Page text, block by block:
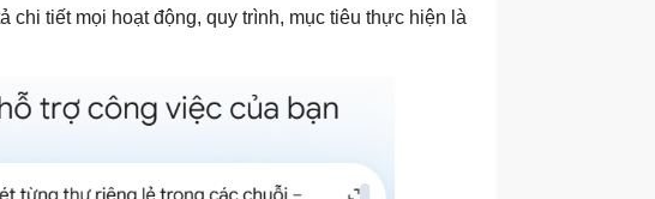
chi tiết mọi hoạt động, quy trình, mục tiêu thực hiện là